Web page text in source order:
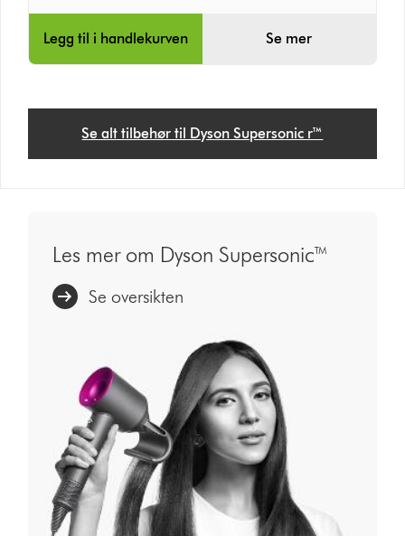
Legg til i handlekurven Se mer
Se alt tilbehør til Dyson Supersonic r™
Les mer om Dyson Supersonic™
Se oversikten